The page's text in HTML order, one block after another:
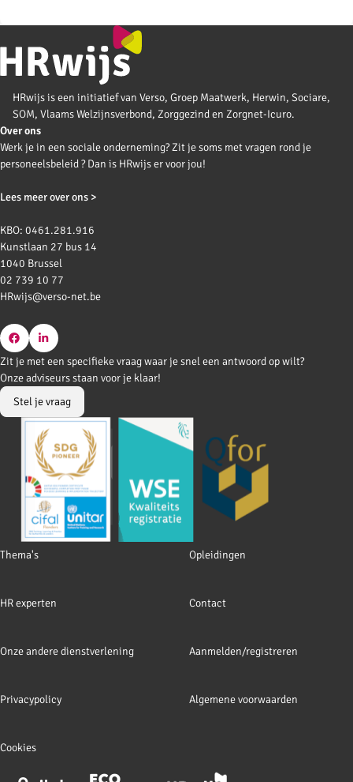
HRwijs is een initiatief van Verso, Groep Maatwerk, Herwin, Sociare,
SOM, Vlaams Welzijnsverbond, Zorggezind en Zorgnet-Icuro.
Over ons
Werk je in een sociale onderneming? Zit je soms met vragen rond je
personeelsbeleid ? Dan is HRwijs er voor jou!
Lees meer over ons >
KBO: 0461.281.916
Kunstlaan 27 bus 14
1040 Brussel
02 739 10 77
HRwijs@verso-net.be
Go
to
Facebook
Go
to
LinkedIn
Footer
Thema's Opleidingen
HR experten Contact
Onze andere dienstverlening Aanmelden/registreren
Privacypolicy Algemene voorwaarden
Cookies
Zit je met een specifieke vraag waar je snel een antwoord op wilt?
Onze adviseurs staan voor je klaar!
Stel je vraag